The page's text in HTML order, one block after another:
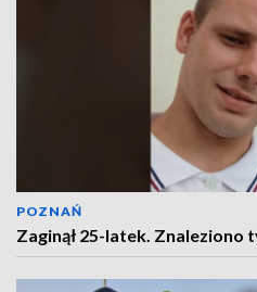
POZNAŃ
Zaginął 25-latek. Znaleziono